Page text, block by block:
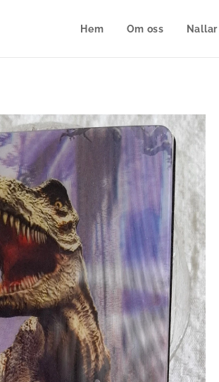
Hem Om oss Nallar